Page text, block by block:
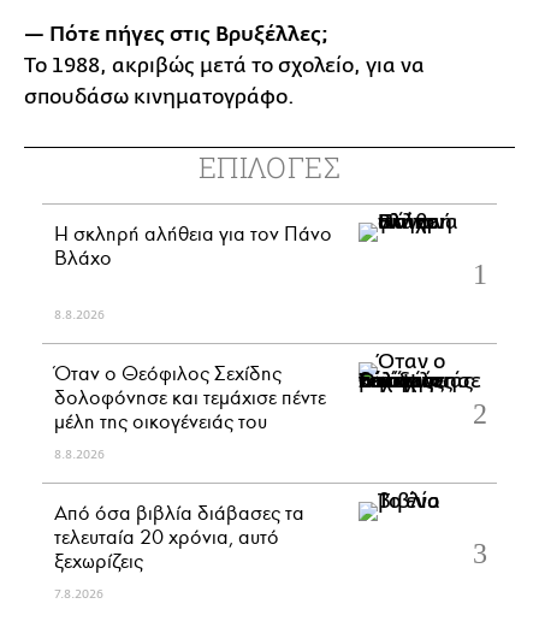
— Πότε πήγες στις Βρυξέλλες;
Το 1988, ακριβώς μετά το σχολείο, για να
σπουδάσω κινηματογράφο.
ΕΠΙΛΟΓΕΣ
H σκληρή αλήθεια για τον Πάνο
Βλάχο
8.8.2026
Όταν ο Θεόφιλος Σεχίδης
δολοφόνησε και τεμάχισε πέντε
μέλη της οικογένειάς του
8.8.2026
Από όσα βιβλία διάβασες τα
τελευταία 20 χρόνια, αυτό
ξεχωρίζεις
7.8.2026